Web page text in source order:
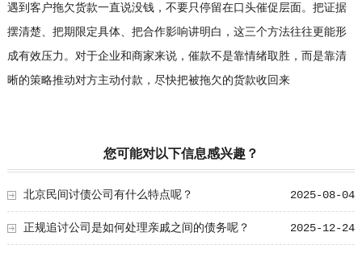
遇到客户拖欠货款一直说没钱，不要只停留在口头催促层面。把证据
摆清楚、把期限定具体、把合作影响讲明白，这三个方法往往更能形
成有效压力。对于企业和商家来说，催款不是靠情绪取胜，而是靠清
晰的策略推动对方主动付款，尽快把被拖欠的货款收回来
您可能对以下信息感兴趣？
2025-08-04
北京民间讨债公司有什么特点呢？
2025-12-24
正规追讨公司是如何处理亲戚之间的债务呢？